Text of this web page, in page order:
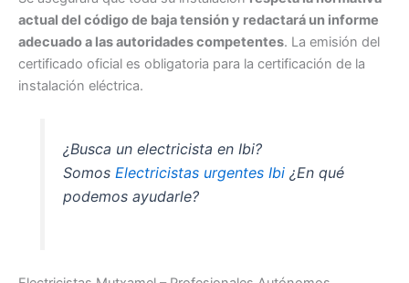
actual del código de baja tensión y redactará un informe
adecuado a las autoridades competentes. La emisión del
certificado oficial es obligatoria para la certificación de la
instalación eléctrica.
¿Busca un electricista en Ibi?
Somos Electricistas urgentes Ibi ¿En qué
podemos ayudarle?